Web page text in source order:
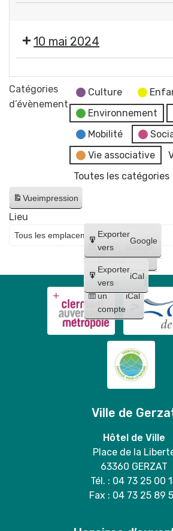
services
des
services
municipaux
10 mai 2024
Fermeture
des
Catégories
d’évènement
Culture
Environnement
Mobilité
Vie associative
Toutes les catégories
Vueimpression
Créer
un
compte
Google
Créer
un
compte
iCal
Exporter
vers
Google
Exporter
vers
iCal
Lieu
Ville de
Hôtel de Ville
Place de la
63360 GERZAT
Tél. : 04 73 25 00
Fax : 04 73 25 89